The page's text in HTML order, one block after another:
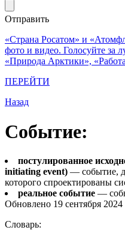
Отправить
«Страна Росатом» и
фото и видео. Голосуйте за
«Природа Арктики»,
ПЕРЕЙТИ
Назад
Событие:
постулированное
initiating event) — событие,
которого спроектированы
реальное событие —
Обновлено 19 сентября 2024
Словарь: